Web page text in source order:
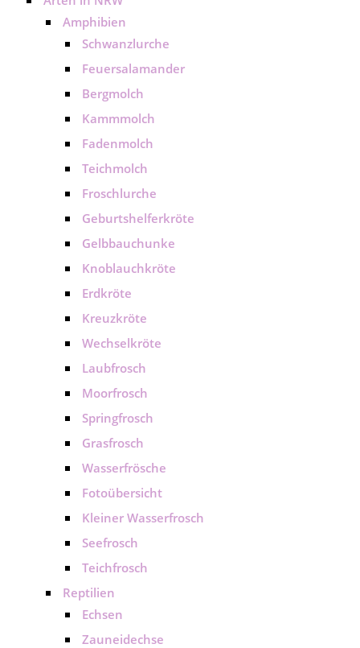
Amphibien
Schwanzlurche
Feuersalamander
Bergmolch
Kammmolch
Fadenmolch
Teichmolch
Froschlurche
Geburtshelferkröte
Gelbbauchunke
Knoblauchkröte
Erdkröte
Kreuzkröte
Wechselkröte
Laubfrosch
Moorfrosch
Springfrosch
Grasfrosch
Wasserfrösche
Fotoübersicht
Kleiner Wasserfrosch
Seefrosch
Teichfrosch
Reptilien
Echsen
Zauneidechse